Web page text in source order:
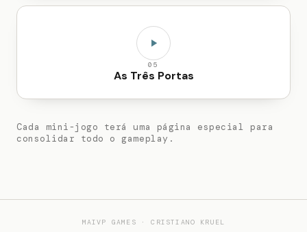
05
As Três Portas
Cada mini-jogo terá uma página especial para
consolidar todo o gameplay.
MAIVP GAMES · CRISTIANO KRUEL